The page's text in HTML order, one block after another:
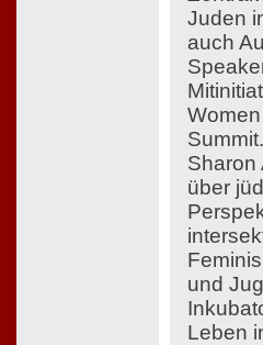
Juden
auch
Sharon
über
und
Leben